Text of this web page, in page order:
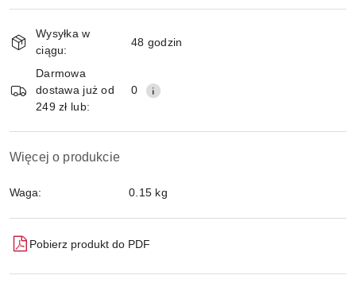
Wyślij
dostawa
Wysyłka w
ciągu:
48 godzin
Darmowa
dostawa już od
249 zł lub:
0
Więcej o produkcie
Waga: 0.15 kg
Pobierz produkt do PDF